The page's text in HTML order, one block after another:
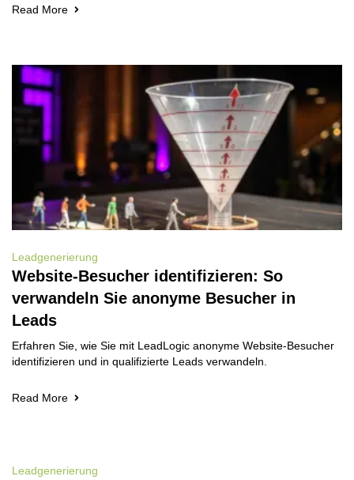
Read More
Leadgenerierung
Website-Besucher identifizieren: So
verwandeln Sie anonyme Besucher in
Leads
Erfahren Sie, wie Sie mit LeadLogic anonyme Website-Besucher
identifizieren und in qualifizierte Leads verwandeln.
Read More
Leadgenerierung